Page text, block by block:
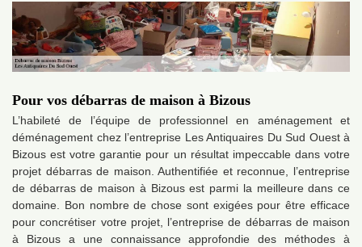
Pour vos débarras de maison à Bizous
L’habileté de l’équipe de professionnel en aménagement et
déménagement chez l’entreprise Les Antiquaires Du Sud Ouest à
Bizous est votre garantie pour un résultat impeccable dans votre
projet débarras de maison. Authentifiée et reconnue, l’entreprise
de débarras de maison à Bizous est parmi la meilleure dans ce
domaine. Bon nombre de chose sont exigées pour être efficace
pour concrétiser votre projet, l’entreprise de débarras de maison
à Bizous a une connaissance approfondie des méthodes à